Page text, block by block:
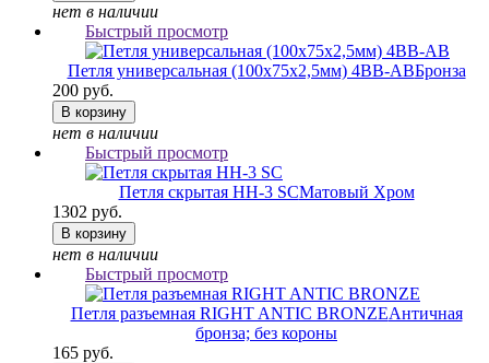
нет в наличии
Быстрый просмотр
Петля универсальная (100х75х2,5мм) 4BB-ABБронза
200 руб.
В корзину
нет в наличии
Быстрый просмотр
Петля скрытая HH-3 SCМатовый Хром
1302 руб.
В корзину
нет в наличии
Быстрый просмотр
Петля разъемная RIGHT ANTIC BRONZEАнтичная
бронза; без короны
165 руб.